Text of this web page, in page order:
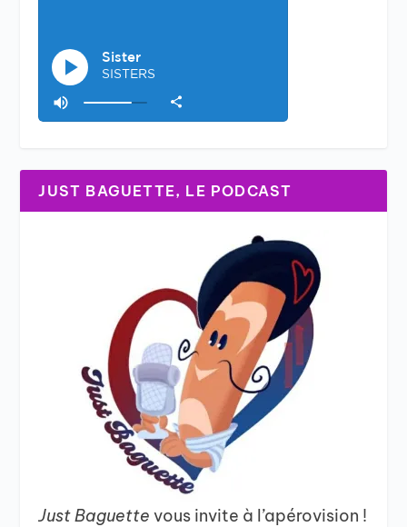
JUST BAGUETTE, LE PODCAST
Just Baguettevous invite à l’apérovision !